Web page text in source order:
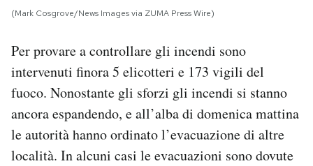
(Mark Cosgrove/News Images via ZUMA Press Wire)
Per provare a controllare gli incendi sono
intervenuti finora 5 elicotteri e 173 vigili del
fuoco. Nonostante gli sforzi gli incendi si stanno
ancora espandendo, e all’alba di domenica mattina
le autorità hanno ordinato l’evacuazione di altre
località. In alcuni casi le evacuazioni sono dovute